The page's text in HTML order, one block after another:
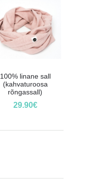
100% linane sall
(kahvaturoosa
rõngassall)
29.90€